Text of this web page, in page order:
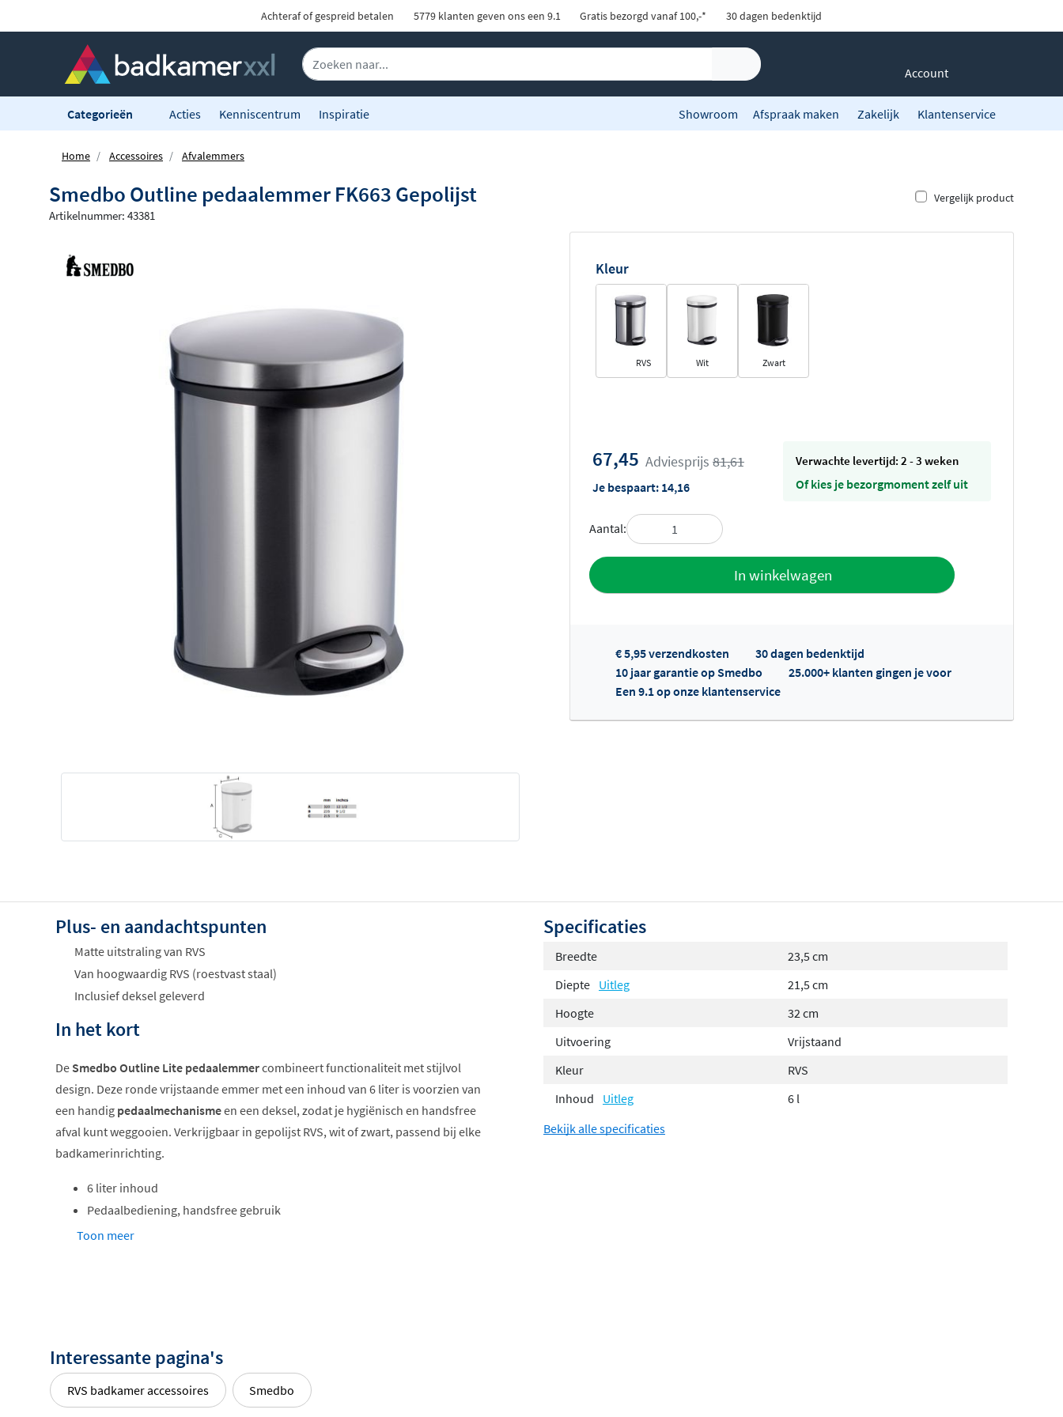
Achteraf of gespreid betalen 5779 klanten geven ons een 9.1 Gratis bezorgd vanaf 100,-* 30 dagen bedenktijd
Account
Categorieën Acties Kenniscentrum Inspiratie Showroom Afspraak maken Zakelijk Klantenservice
Home Accessoires Afvalemmers
Smedbo Outline pedaalemmer FK663 Gepolijst Vergelijk product
Artikelnummer: 43381
Kleur
RVS Wit Zwart
67,45 Adviesprijs 81,61
Je bespaart: 14,16
Verwachte levertijd: 2 - 3 weken
Of kies je bezorgmoment zelf uit
Aantal:
In winkelwagen
Toevoegen aan offerte
Offertes ophalen...
€ 5,95 verzendkosten
30 dagen bedenktijd
10 jaar garantie op Smedbo
25.000+ klanten gingen je voor
Een 9.1 op onze klantenservice
Plus- en aandachtspunten
Matte uitstraling van RVS
Van hoogwaardig RVS (roestvast staal)
Inclusief deksel geleverd
In het kort
De Smedbo Outline Lite pedaalemmercombineert functionaliteit met stijlvol
design. Deze ronde vrijstaande emmer met een inhoud van 6 liter is voorzien van
een handig pedaalmechanismeen een deksel, zodat je hygiënisch en handsfree
afval kunt weggooien. Verkrijgbaar in gepolijst RVS, wit of zwart, passend bij elke
badkamerinrichting.
6 liter inhoud
Pedaalbediening, handsfree gebruik
Met deksel
wat ideaal is voor hygiëne in de badkamer. Het deksel sluit goed af, zodat geurtjes
binnen blijven en de emmer netjes oogt. De RVS inzet is eenvoudig te reinigen en
duurzaam, waardoor je lang plezier hebt van dit product.
Toon meer
Specificaties
Breedte
23,5 cm
Diepte Uitleg
21,5 cm
Hoogte
32 cm
Uitvoering
Vrijstaand
Kleur
RVS
Inhoud
Uitleg
6 l
Bekijk alle specificaties
Interessante pagina's
RVS badkamer accessoires Smedbo